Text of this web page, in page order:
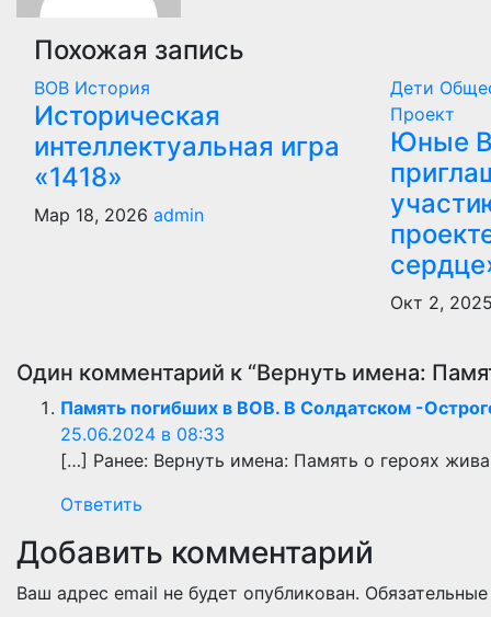
Похожая запись
ВОВ История
Историческая
интеллектуальная игра
«1418»
Мар 18, 2026 admin
Дети
Проект
Юные
Окт 2,
Один комментарий к “Вернуть имена:
Память погибших в ВОВ. В Солдатском -
25.06.2024 в 08:33
[…] Ранее: Вернуть имена: Память о героях
Ответить
Добавить комментарий
Ваш адрес email не будет опубликован.